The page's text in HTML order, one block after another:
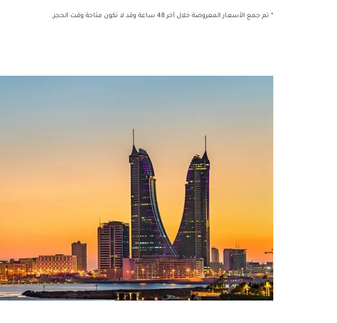
* تم جمع الأسعار المعروضة خلال آخر 48 ساعة وقد لا تكون متاحة وقت الحجز.